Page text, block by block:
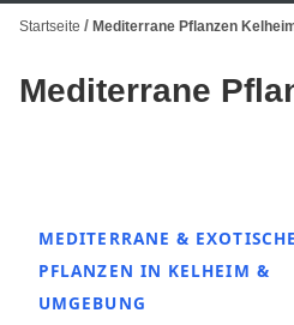
Startseite Mediterrane Pflanzen
Mediterrane
MEDITERRANE & EXOTISCHE
PFLANZEN IN KELHEIM &
UMGEBUNG